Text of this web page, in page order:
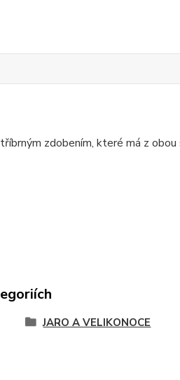
zdobením, které má z obou
JARO A VELIKONOCE